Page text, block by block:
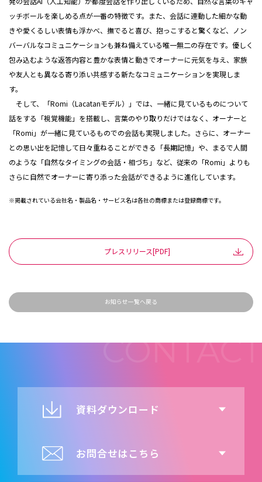
ッチボールを楽しめる点が一番の特徴です。また、会話に連動した細かな動
きや愛くるしい表情も浮かべ、撫でると喜び、抱っこすると驚くなど、ノン
バーバルなコミュニケーションも兼ね備えている唯一無二の存在です。優しく
包み込むような返答内容と豊かな表情と動きでオーナーに元気を与え、家族
や友人とも異なる寄り添い共感する新たなコミュニケーションを実現しま
す。
そして、「Romi（Lacatanモデル）」では、一緒に見ているものについて
話をする「視覚機能」を搭載し、言葉のやり取りだけではなく、オーナーと
「Romi」が一緒に見ているものでの会話も実現しました。さらに、オーナー
との思い出を記憶して日々重ねることができる「長期記憶」や、まるで人間
のような「自然なタイミングの会話・相づち」など、従来の「Romi」よりも
さらに自然でオーナーに寄り添った会話ができるように進化しています。
※掲載されている会社名・製品名・サービス名は各社の商標または登録商標です。
プレスリリース[PDF]
お知らせ一覧へ戻る
資料ダウンロード
お問合せはこちら